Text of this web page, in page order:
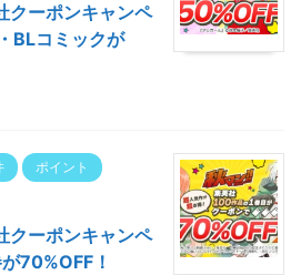
クーポンキャンペ
BLコミックが
ポイント
クーポンキャンペ
70%OFF！